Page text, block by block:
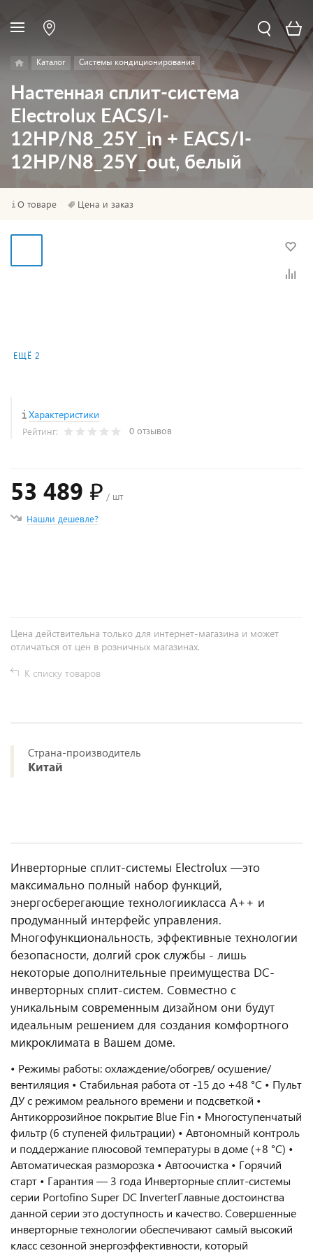
Каталог Системы кондиционирования
Настенная сплит-система
Electrolux EACS/I-
12HP/N8_25Y_in + EACS/I-
12HP/N8_25Y_out, белый
О товаре Цена и заказ
ЕЩЁ 2
Характеристики
Рейтинг: 0 отзывов
53 489 ₽ / шт
Нашли дешевле?
Цена действительна только для интернет-магазина и может
отличаться от цен в розничных магазинах.
К списку товаров
Страна-производитель
Китай
Инверторные сплит-системы Electrolux —это
максимально полный набор функций,
энергосберегающие технологиикласса А++ и
продуманный интерфейс управления.
Многофункциональность, эффективные технологии
безопасности, долгий срок службы - лишь
некоторые дополнительные преимущества DC-
инверторных сплит-систем. Совместно с
уникальным современным дизайном они будут
идеальным решением для создания комфортного
микроклимата в Вашем доме.
• Режимы работы: охлаждение/обогрев/ осушение/
вентиляция • Стабильная работа от -15 до +48 °C • Пульт
ДУ с режимом реального времени и подсветкой •
Антикоррозийное покрытие Blue Fin • Многоступенчатый
фильтр (6 ступеней фильтрации) • Автономный контроль
и поддержание плюсовой температуры в доме (+8 °C) •
Автоматическая разморозка • Автоочистка • Горячий
старт • Гарантия — 3 года Инверторные сплит-системы
серии Portofino Super DC InverterГлавные достоинства
данной серии это доступность и качество. Совершенные
инверторные технологии обеспечивают самый высокий
класс сезонной энергоэффективности, который